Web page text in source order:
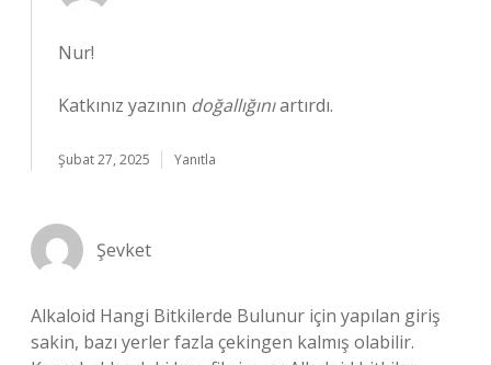
Nur!
Katkınız yazının doğallığınıartırdı.
Şubat 27, 2025 Yanıtla
Şevket
Alkaloid Hangi Bitkilerde Bulunur için yapılan giriş
sakin, bazı yerler fazla çekingen kalmış olabilir.